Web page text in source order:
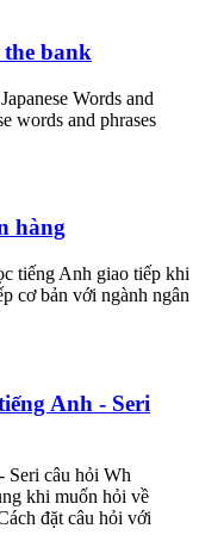
the bank
Words and
words and phrases
hàng
tiếng Anh giao tiếp khi
cơ bản với ngành ngân
Anh - Seri
Seri câu hỏi Wh
khi muốn hỏi về
đặt câu hỏi với